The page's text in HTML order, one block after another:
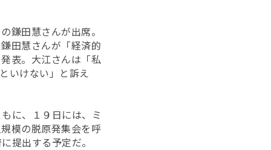
鎌田慧さんが出席。
田慧さんが「経済的
表。大江さんは「私
いけない」と訴え
に、１９日には、ミ
模の脱原発集会を呼
提出する予定だ。